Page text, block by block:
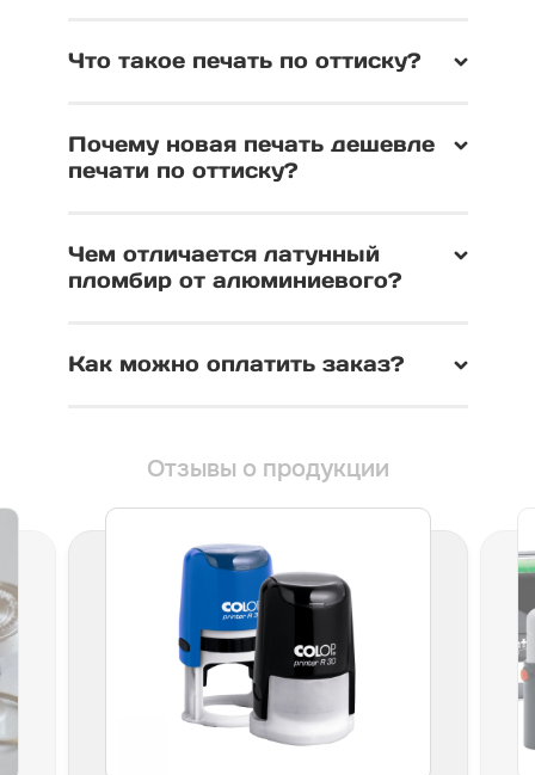
Что такое печать по оттиску?
Почему новая печать дешевле
печати по оттиску?
Чем отличается латунный
пломбир от алюминиевого?
Как можно оплатить заказ?
Отзывы о продукции